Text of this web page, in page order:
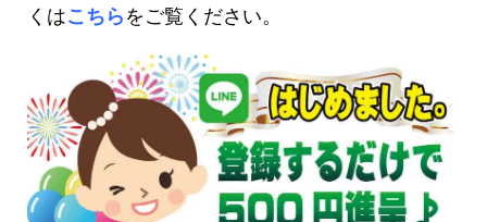
くはこちらをご覧ください。